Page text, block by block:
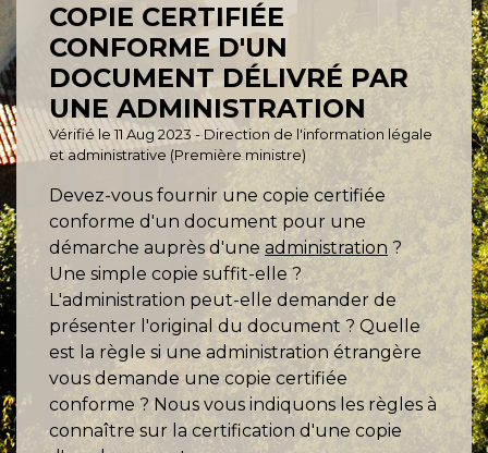
COPIE CERTIFIÉE
CONFORME D'UN
DOCUMENT DÉLIVRÉ PAR
UNE ADMINISTRATION
Vérifié le 11 Aug 2023 - Direction de l'information légale
et administrative (Première ministre)
Devez-vous fournir une copie certifiée
conforme d'un document pour une
démarche auprès d'une administration ?
Une simple copie suffit-elle ?
L'administration peut-elle demander de
présenter l'original du document ? Quelle
est la règle si une administration étrangère
vous demande une copie certifiée
conforme ? Nous vous indiquons les règles à
connaître sur la certification d'une copie